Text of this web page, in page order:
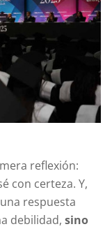
reflexión:
con certeza. Y,
respuesta
debilidad, sino